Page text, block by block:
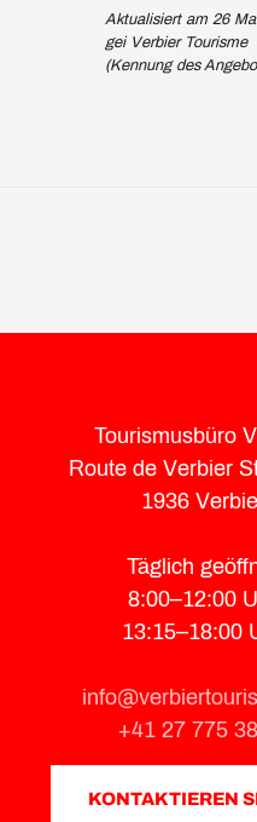
Aktualisiert am 26
gei Verbier Tourisme
(Kennung des
Tourismusbüro
Route de Verbier
1936
Täglich
8:00–12:00
13:15–18:00
+41 27 775
KONTAKTIEREN